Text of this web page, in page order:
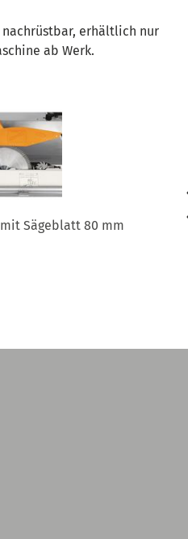
erhältlich nur
ab Werk.
Sägeblatt 80 mm